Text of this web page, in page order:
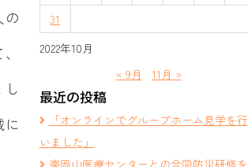
2022年10月
31
« 9月 11月 »
最近の投稿
「オンラインでグループホーム見学を行
いました」
南岡山医療センターとの合同防災研修を